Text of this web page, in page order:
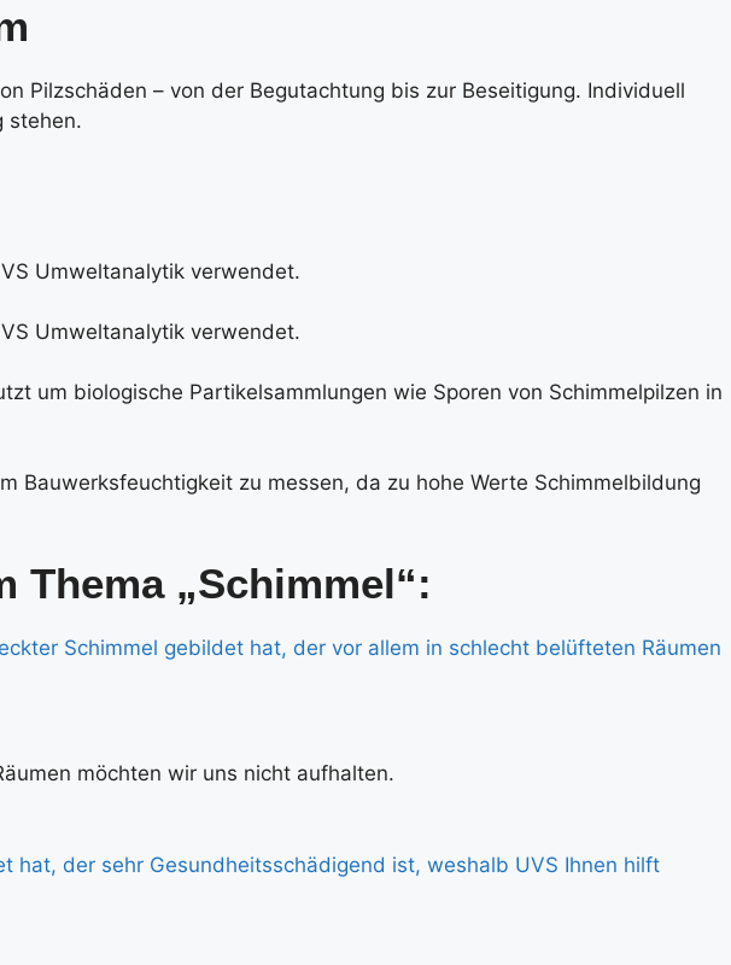
Pilzschäden – von der Begutachtung bis zur Beseitigung. Individuell
stehen.
Thema „Schimmel“:
möchten wir uns nicht aufhalten.